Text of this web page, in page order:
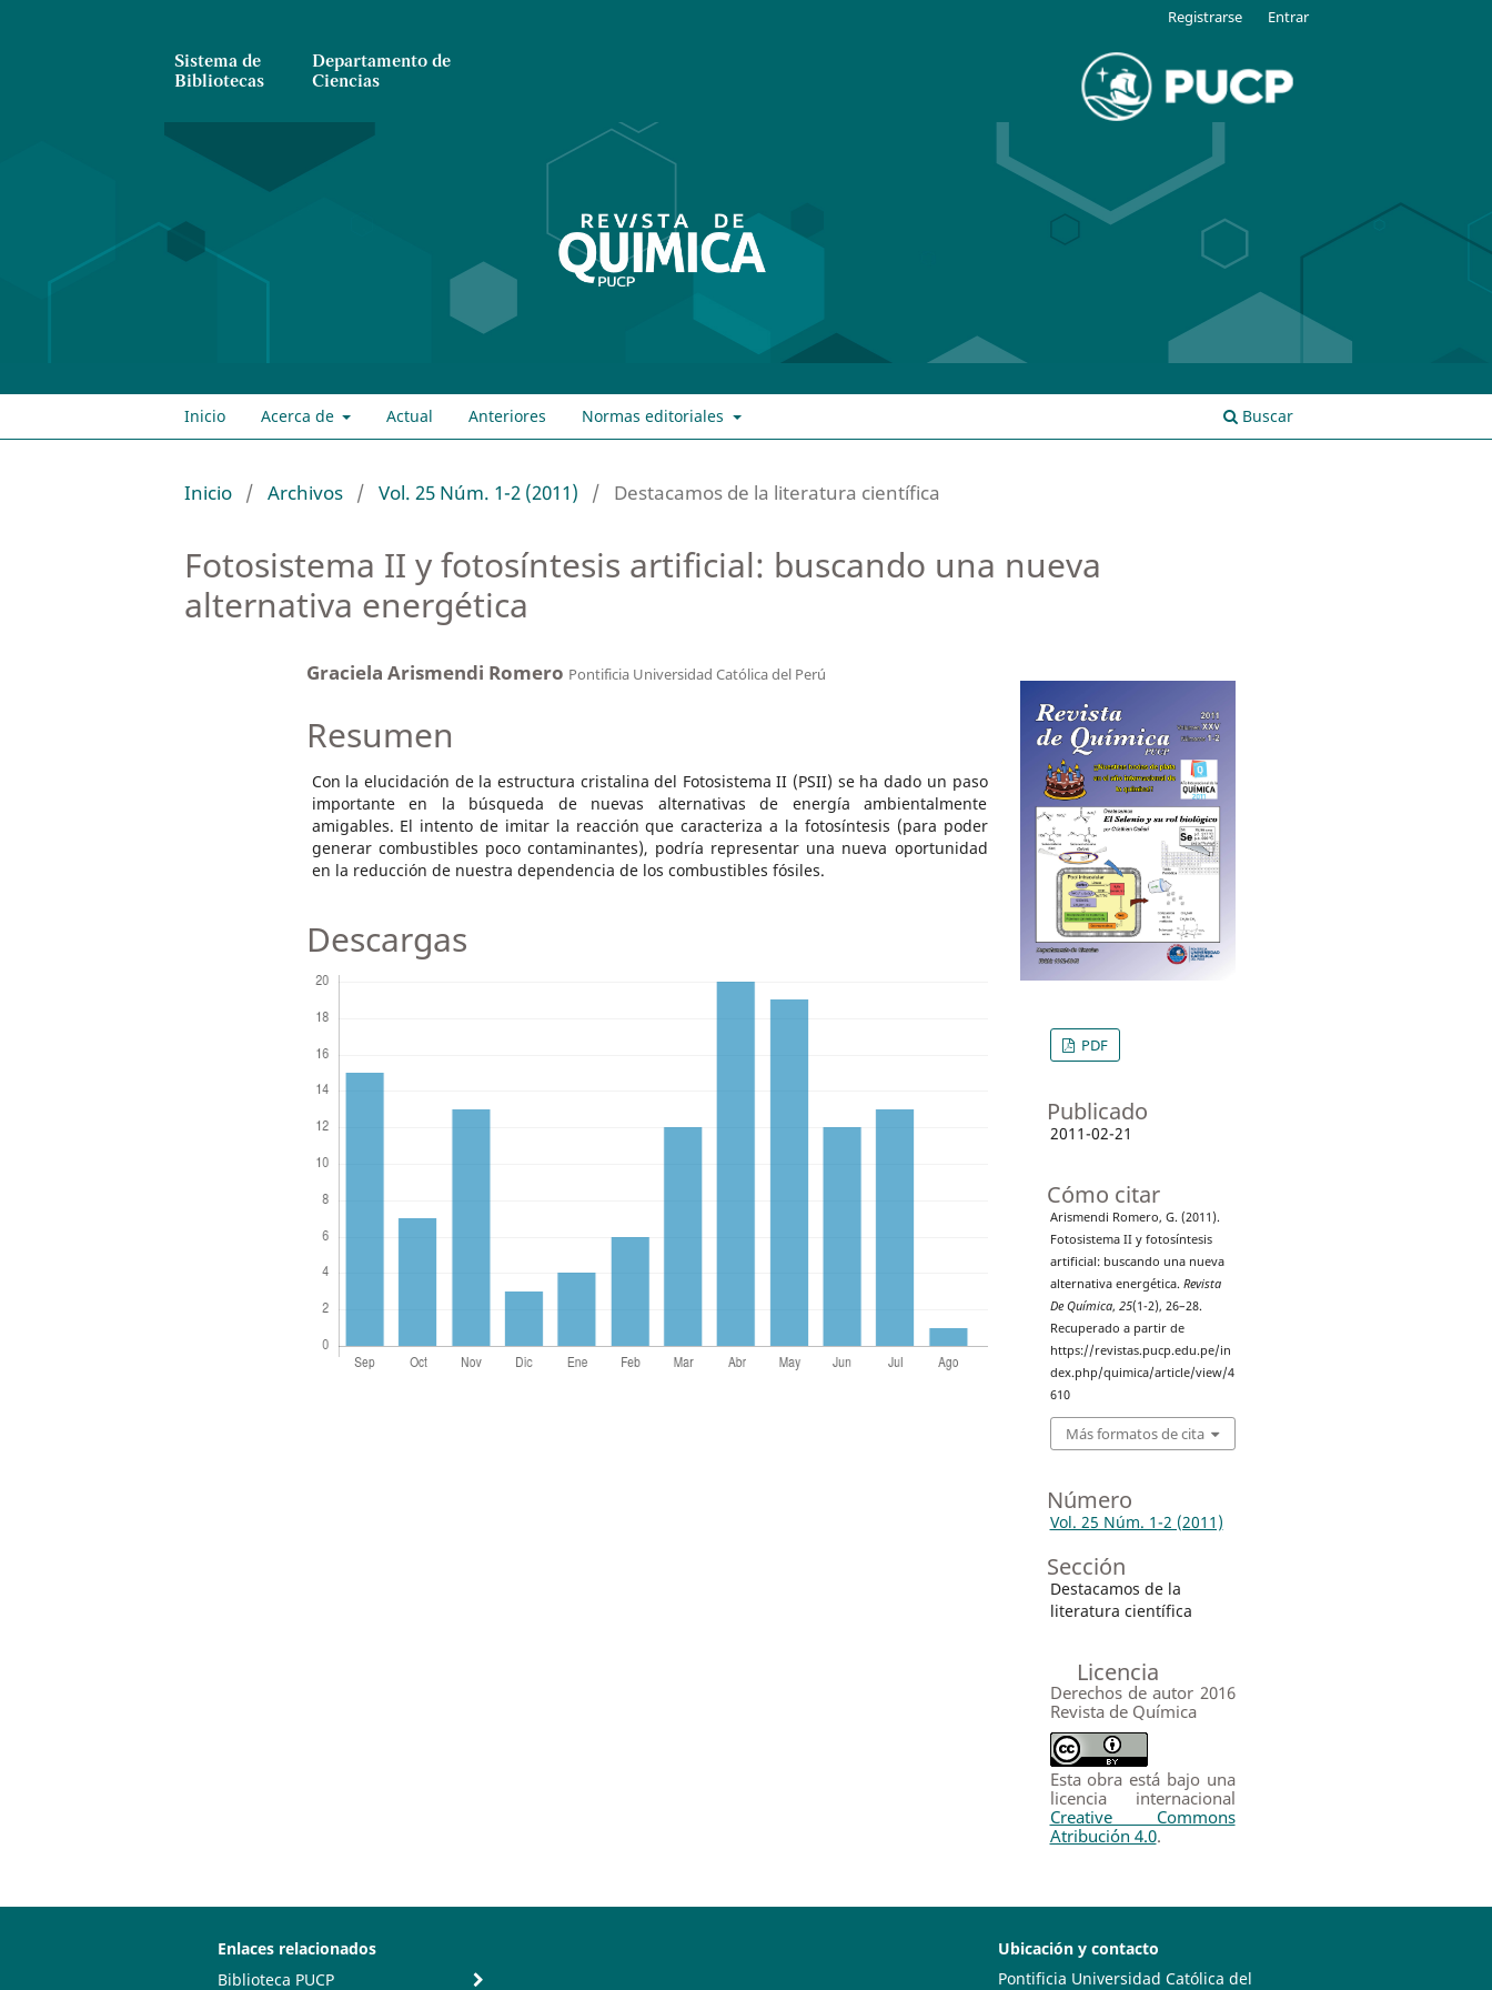
Sistema de
Bibliotecas
Departamento de
Ciencias
Inicio Acerca de Actual Anteriores Normas editoriales Buscar
Registrarse Entrar
Inicio / Archivos / Vol. 25 Núm. 1-2 (2011) / Destacamos de la literatura científica
Fotosistema II y fotosíntesis artificial: buscando una nueva
alternativa energética
Graciela Arismendi Romero Pontificia Universidad Católica del Perú
Resumen
Con la elucidación de la estructura cristalina del Fotosistema II (PSII) se ha dado un paso
importante en la búsqueda de nuevas alternativas de energía ambientalmente
amigables. El intento de imitar la reacción que caracteriza a la fotosíntesis (para poder
generar combustibles poco contaminantes), podría representar una nueva oportunidad
en la reducción de nuestra dependencia de los combustibles fósiles.
Descargas
PDF
Publicado
2011-02-21
Cómo citar
Arismendi Romero, G. (2011).
Fotosistema II y fotosíntesis
artificial: buscando una nueva
alternativa energética. Revista
De Química, 25(1-2), 26–28.
Recuperado a partir de
https://revistas.pucp.edu.pe/in
dex.php/quimica/article/view/4
610
Más formatos de cita
Número
Vol. 25 Núm. 1-2 (2011)
Sección
Destacamos de la
literatura científica
Licencia
Derechos de autor 2016
Revista de Química
Esta obra está bajo una
licencia internacional
Creative Commons
Atribución 4.0.
Enlaces relacionados
Biblioteca PUCP
Ubicación y contacto
Pontificia Universidad Católica del